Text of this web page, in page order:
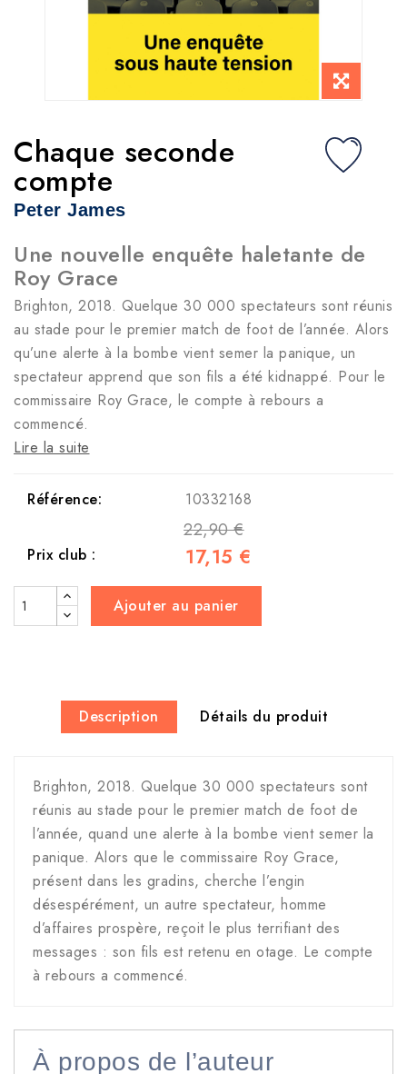
Chaque seconde
compte
Peter James
Une nouvelle enquête haletante de
Roy Grace
Brighton, 2018. Quelque 30 000 spectateurs sont réunis
au stade pour le premier match de foot de l’année. Alors
qu’une alerte à la bombe vient semer la panique, un
spectateur apprend que son fils a été kidnappé. Pour le
commissaire Roy Grace, le compte à rebours a
commencé.
Lire la suite
Référence: 10332168
22,90 €
Prix club : 17,15 €
Ajouter au panier
Description Détails du produit
Brighton, 2018. Quelque 30 000 spectateurs sont
réunis au stade pour le premier match de foot de
l’année, quand une alerte à la bombe vient semer la
panique. Alors que le commissaire Roy Grace,
présent dans les gradins, cherche l’engin
désespérément, un autre spectateur, homme
d’affaires prospère, reçoit le plus terrifiant des
messages : son fils est retenu en otage. Le compte
à rebours a commencé.
À propos de l’auteur